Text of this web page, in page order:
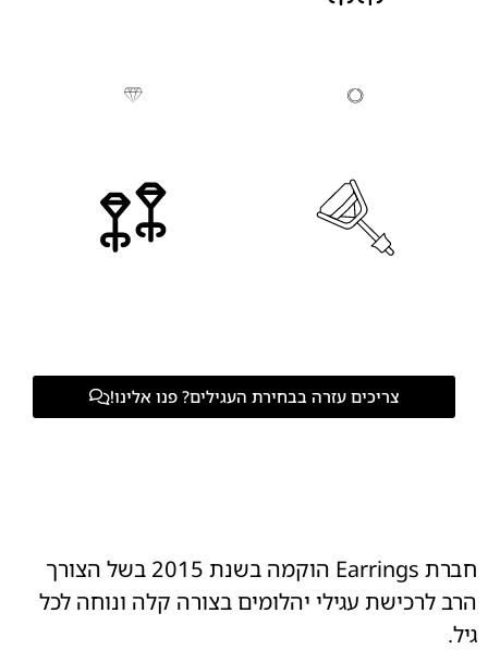
צריכים עזרה בבחירת העגילים? פנו אלינו!
חברת Earrings הוקמה בשנת 2015 בשל הצורך
הרב לרכישת עגילי יהלומים בצורה קלה ונוחה לכל
גיל.